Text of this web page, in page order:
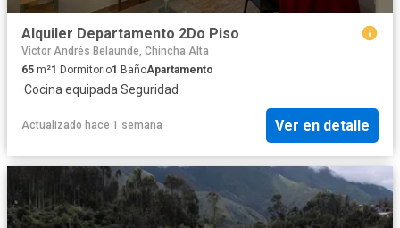
Alquiler Departamento 2Do Piso
Víctor Andrés Belaunde, Chincha Alta
65 m²1 Dormitorio1 BañoApartamento
·Cocina equipada·Seguridad
Actualizado hace 1 semana Ver en detalle